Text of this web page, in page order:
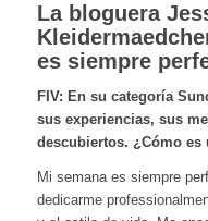
La bloguera
es siempre
FIV: En su categoría
sus experiencias, sus
descubiertos. ¿Cómo es
Mi semana es siempre
dedicarme